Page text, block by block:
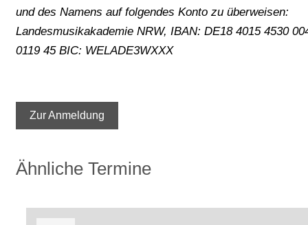
und des Namens auf folgendes Konto zu überweisen:
Landesmusikakademie NRW, IBAN: DE18 4015 4530
0119 45 BIC: WELADE3WXXX
Zur Anmeldung
Ähnliche Termine